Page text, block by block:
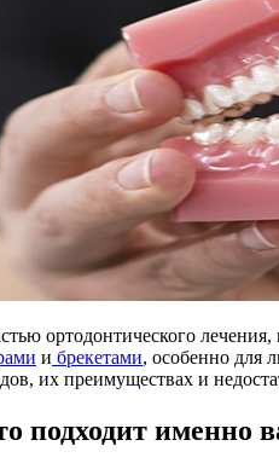
ортодонтического
и брекетами, особенно для
их преимуществах и
подходит именно